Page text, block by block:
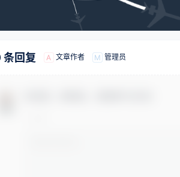
条回复 A 文章作者 M 管理员